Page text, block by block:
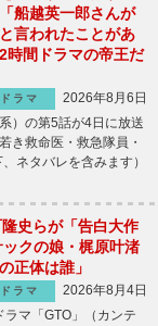
船越英一郎さんが
言われたことがあ
時間ドラマの帝王だ
ドラマ
2026年8月6日
）の第5話が4日に放送
救命医・救急隊員・
ネタバレを含みます）
隆史らが「告白大作
クの娘・梶原叶渚
正体は誰」
ドラマ
2026年8月4日
マ「GTO」（カンテ